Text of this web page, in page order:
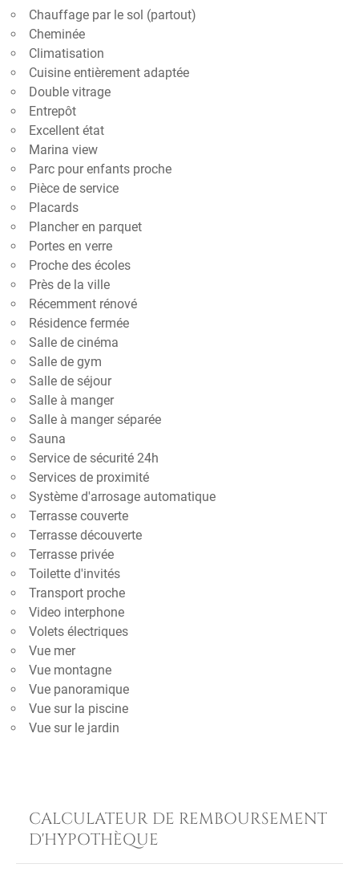
Chauffage par le sol (partout)
Cheminée
Climatisation
Cuisine entièrement adaptée
Double vitrage
Entrepôt
Excellent état
Marina view
Parc pour enfants proche
Pièce de service
Placards
Plancher en parquet
Portes en verre
Proche des écoles
Près de la ville
Récemment rénové
Résidence fermée
Salle de cinéma
Salle de gym
Salle de séjour
Salle à manger
Salle à manger séparée
Sauna
Service de sécurité 24h
Services de proximité
Système d'arrosage automatique
Terrasse couverte
Terrasse découverte
Terrasse privée
Toilette d'invités
Transport proche
Video interphone
Volets électriques
Vue mer
Vue montagne
Vue panoramique
Vue sur la piscine
Vue sur le jardin
CALCULATEUR DE REMBOURSEMENT
D'HYPOTHÈQUE